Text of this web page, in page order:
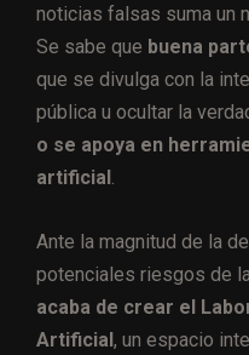
noticias falsas suma un
Se sabe que buena
que se divulga con la
pública u ocultar la
o se apoya en
artificial
Ante la magnitud de la
potenciales riesgos de
acaba de crear el
Artificial, un espacio